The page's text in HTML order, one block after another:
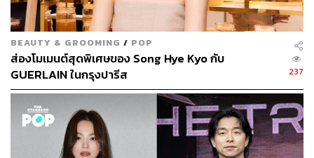
113
ABOUT THE AUTHOR
ภูริตา บุญล้อม
Beauty Editor | THE STANDARD LIFE
BEAUTY & GROOMING / POP
ส่องโมเมนต์สุดพิเศษของ Song Hye Kyo กับ
GUERLAIN ในกรุงปารีส
237